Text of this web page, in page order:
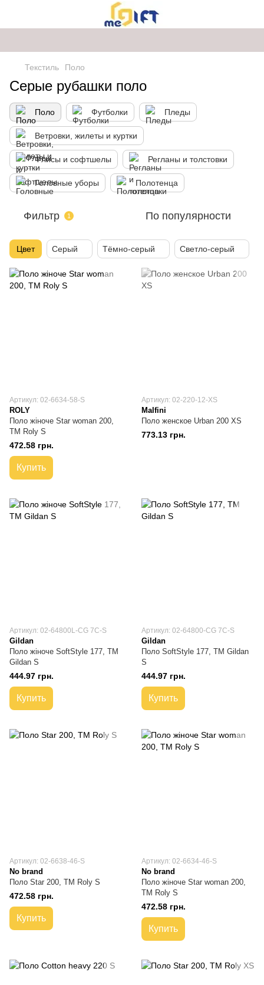
Текстиль Поло
Серые рубашки поло
Поло Футболки Пледы
Ветровки, жилеты и куртки
Флисы и софтшелы Регланы и толстовки
Головные уборы Полотенца
Фильтр 1 По популярности
Цвет Серый Тёмно-серый Светло-серый
Артикул: 02-6634-58-S
ROLY
Поло жіноче Star woman 200,
TM Roly S
472.58 грн.
Купить
Артикул: 02-220-12-XS
Malfini
Поло женское Urban 200 XS
773.13 грн.
Артикул: 02-64800L-CG 7C-S
Gildan
Поло жіноче SoftStyle 177, TM
Gildan S
444.97 грн.
Купить
Артикул: 02-64800-CG 7C-S
Gildan
Поло SoftStyle 177, TM Gildan
S
444.97 грн.
Купить
Артикул: 02-6638-46-S
No brand
Поло Star 200, TM Roly S
472.58 грн.
Купить
Артикул: 02-6634-46-S
No brand
Поло жіноче Star woman 200,
TM Roly S
472.58 грн.
Купить